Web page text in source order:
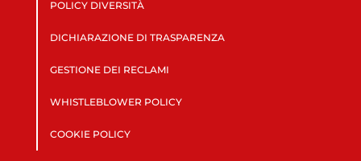
POLICY DIVERSITÀ
DICHIARAZIONE DI TRASPARENZA
GESTIONE DEI RECLAMI
WHISTLEBLOWER POLICY
COOKIE POLICY